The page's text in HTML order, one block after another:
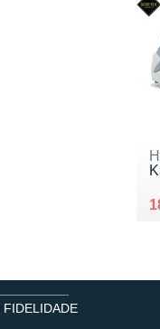
FIDELIDADE